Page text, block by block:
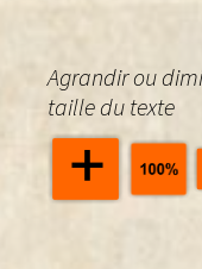
Agrandir ou
taille du texte